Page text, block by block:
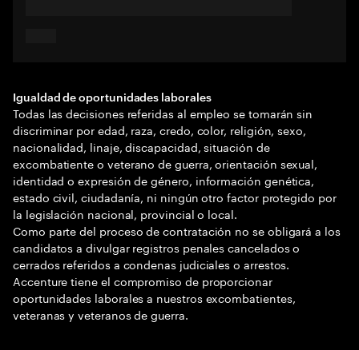
Igualdad de oportunidades laborales
Todas las decisiones referidas al empleo se tomarán sin
discriminar por edad, raza, credo, color, religión, sexo,
nacionalidad, linaje, discapacidad, situación de
excombatiente o veterano de guerra, orientación sexual,
identidad o expresión de género, información genética,
estado civil, ciudadanía, ni ningún otro factor protegido por
la legislación nacional, provincial o local.
Como parte del proceso de contratación no se obligará a los
candidatos a divulgar registros penales cancelados o
cerrados referidos a condenas judiciales o arrestos.
Accenture tiene el compromiso de proporcionar
oportunidades laborales a nuestros excombatientes,
veteranas y veteranos de guerra.